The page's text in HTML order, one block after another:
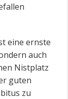
eine ernste
auch
Nistplatz
guten
zu